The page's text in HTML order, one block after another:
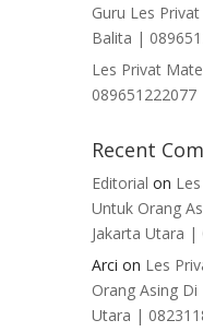
Guru Les
Balita |
Les Privat
089651222077
Recent
Editorial on
Untuk Orang
Jakarta Utara |
Arci on Les
Orang Asing Di
Utara |